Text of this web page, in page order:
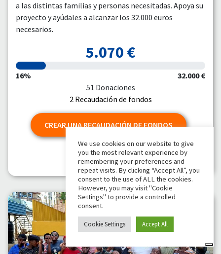
a las distintas familias y personas necesitadas. Apoya su
proyecto y ayúdales a alcanzar los 32.000 euros
necesarios.
5.070 €
16%
32.000 €
51 Donaciones
2 Recaudación de fondos
CREAR UNA RECAUDACIÓN DE FONDOS
DONATE
We use cookies on our website to give
you the most relevant experience by
remembering your preferences and
repeat visits. By clicking “Accept All”, you
consent to the use of ALL the cookies.
However, you may visit "Cookie
Settings" to provide a controlled
consent.
Cookie Settings Accept All